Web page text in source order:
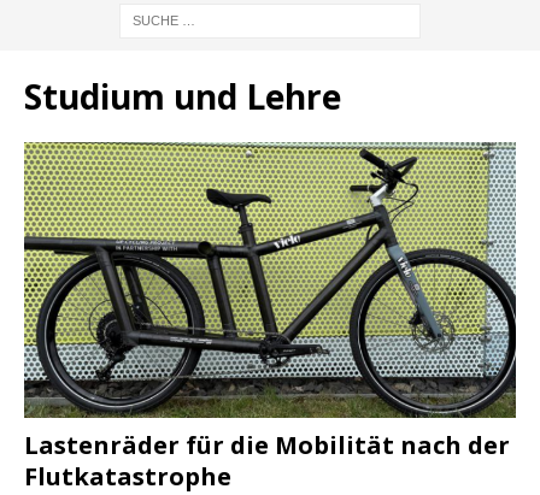
Studium und Lehre
Lastenräder für die Mobilität nach der
Flutkatastrophe